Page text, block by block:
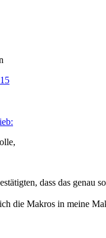
dass das genau
die Makros in meine